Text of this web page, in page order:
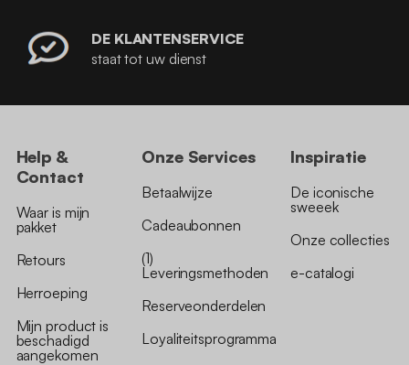
DE KLANTENSERVICE
staat tot uw dienst
Help &
Contact
Waar is mijn
pakket
Retours
Herroeping
Mijn product is
beschadigd
aangekomen
Onze Services
Betaalwijze
Cadeaubonnen
(1)
Leveringsmethoden
Reserveonderdelen
Loyaliteitsprogramma
Inspiratie
De iconische
sweeek
Onze collecties
e-catalogi